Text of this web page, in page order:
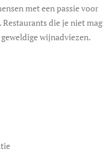
met een passie voor
die je niet mag
wijnadviezen.